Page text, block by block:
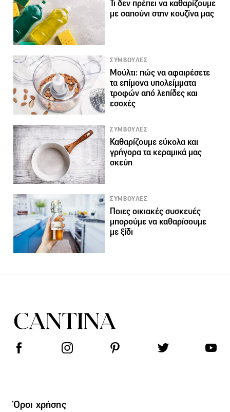
Τι δεν πρέπει να καθαρίζουμε
με σαπούνι στην κουζίνα μας
ΣΥΜΒΟΥΛΕΣ
Μούλτι: πώς να αφαιρέσετε
τα επίμονα υπολείμματα
τροφών από λεπίδες και
εσοχές
ΣΥΜΒΟΥΛΕΣ
Καθαρίζουμε εύκολα και
γρήγορα τα κεραμικά μας
σκεύη
ΣΥΜΒΟΥΛΕΣ
Ποιες οικιακές συσκευές
μπορούμε να καθαρίσουμε
με ξίδι
Όροι χρήσης